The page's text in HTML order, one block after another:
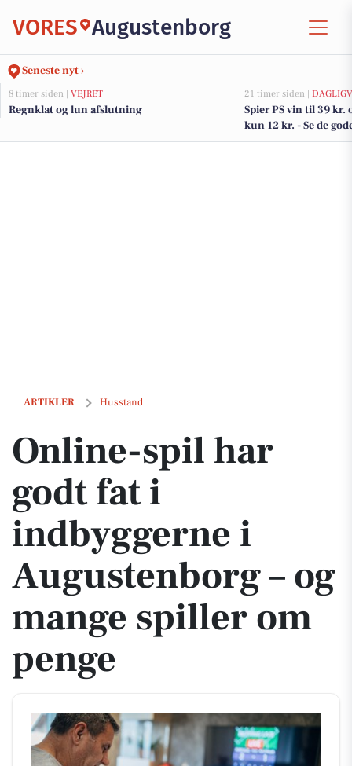
VORES Augustenborg
Seneste nyt ›
8 timer siden | VEJRET
Regnklat og lun afslutning
21 timer siden |
Spier PS vin til 39
kun 12 kr. - Se de
DagliBrugsen
ARTIKLER Husstand
Online-spil har godt fat i indbyggerne i Augustenborg – og mange
Online-spil har
godt fat i
indbyggerne i
Augustenborg – og
mange spiller om
penge